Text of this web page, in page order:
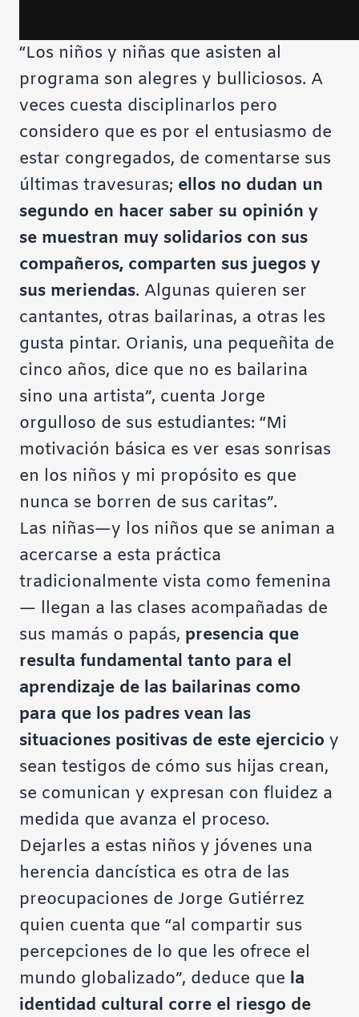
“Los niños y niñas que asisten al
programa son alegres y bulliciosos. A
veces cuesta disciplinarlos pero
considero que es por el entusiasmo de
estar congregados, de comentarse sus
últimas travesuras; ellos no dudan un
segundo en hacer saber su opinión y
se muestran muy solidarios con sus
compañeros, comparten sus juegos y
sus meriendas. Algunas quieren ser
cantantes, otras bailarinas, a otras les
gusta pintar. Orianis, una pequeñita de
cinco años, dice que no es bailarina
sino una artista”, cuenta Jorge
orgulloso de sus estudiantes: “Mi
motivación básica es ver esas sonrisas
en los niños y mi propósito es que
nunca se borren de sus caritas”.
Las niñas—y los niños que se animan a
acercarse a esta práctica
tradicionalmente vista como femenina
— llegan a las clases acompañadas de
sus mamás o papás, presencia que
resulta fundamental tanto para el
aprendizaje de las bailarinas como
para que los padres vean las
situaciones positivas de este ejercicio y
sean testigos de cómo sus hijas crean,
se comunican y expresan con fluidez a
medida que avanza el proceso.
Dejarles a estas niños y jóvenes una
herencia dancística es otra de las
preocupaciones de Jorge Gutiérrez
quien cuenta que “al compartir sus
percepciones de lo que les ofrece el
mundo globalizado”, deduce que la
identidad cultural corre el riesgo de